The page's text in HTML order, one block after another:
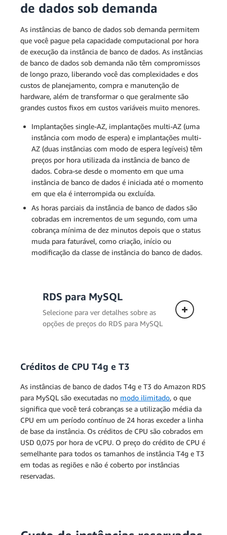
de dados sob demanda
As instâncias de banco de dados sob demanda permitem
que você pague pela capacidade computacional por hora
de execução da instância de banco de dados. As instâncias
de banco de dados sob demanda não têm compromissos
de longo prazo, liberando você das complexidades e dos
custos de planejamento, compra e manutenção de
hardware, além de transformar o que geralmente são
grandes custos fixos em custos variáveis muito menores.
Implantações single-AZ, implantações multi-AZ (uma
instância com modo de espera) e implantações multi-
AZ (duas instâncias com modo de espera legíveis) têm
preços por hora utilizada da instância de banco de
dados. Cobra-se desde o momento em que uma
instância de banco de dados é iniciada até o momento
em que ela é interrompida ou excluída.
As horas parciais da instância de banco de dados são
cobradas em incrementos de um segundo, com uma
cobrança mínima de dez minutos depois que o status
muda para faturável, como criação, início ou
modificação da classe de instância do banco de dados.
RDS para MySQL
Selecione para ver detalhes sobre as
opções de preços do RDS para MySQL
Implantação single-AZ
O preço abaixo se aplica a uma
instância de banco de dados
implantada em uma zona de
disponibilidade única.
Créditos de CPU T4g e T3
As instâncias de banco de dados T4g e T3 do Amazon RDS
para MySQL são executadas no modo ilimitado, o que
significa que você terá cobranças se a utilização média da
CPU em um período contínuo de 24 horas exceder a linha
de base da instância. Os créditos de CPU são cobrados em
USD 0,075 por hora de vCPU. O preço do crédito de CPU é
semelhante para todos os tamanhos de instância T4g e T3
em todas as regiões e não é coberto por instâncias
reservadas.